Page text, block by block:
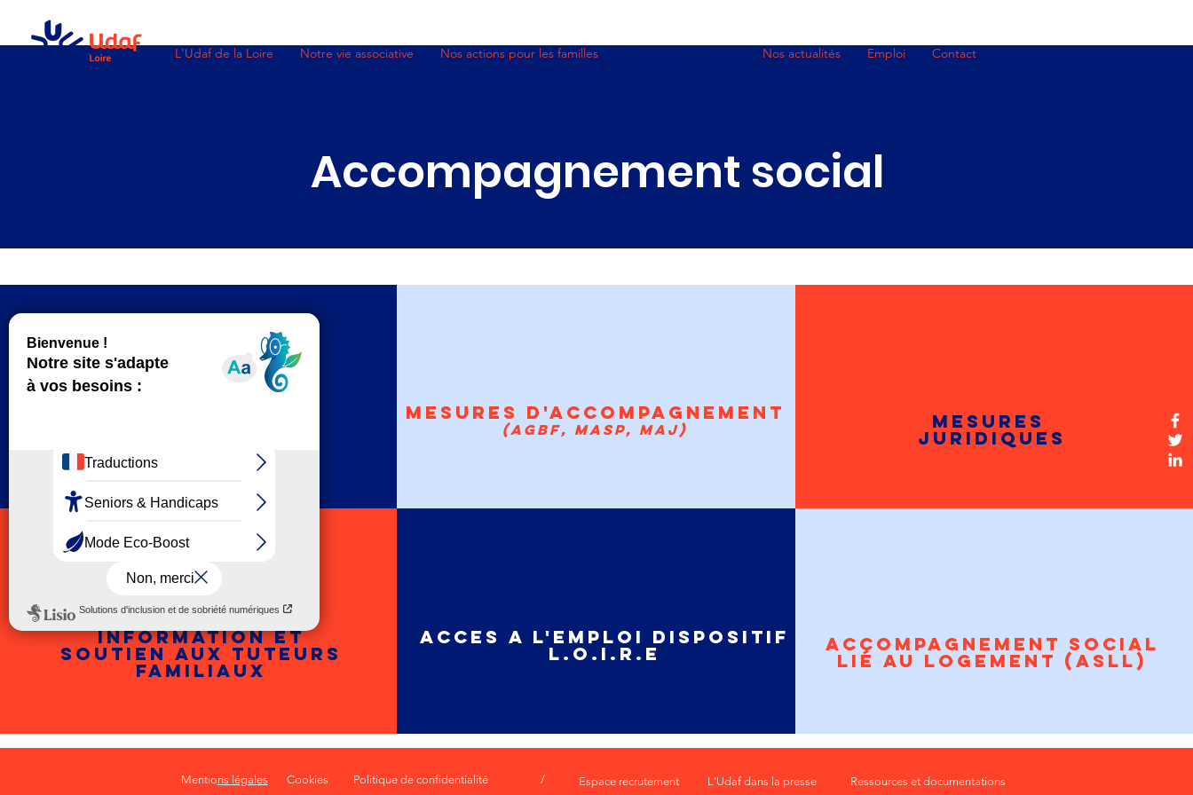
L'Udaf de la Loire Notre vie associative Nos actions pour les familles Nos actualités Emploi Contact
Accompagnement social
mesures d'accompagnement
(AGBF, MASP, MAJ) mesureS
juridiques
information et
soutien aux tuteurs
familiaux
ACCES A L'EMPLOI DISPOSITIF
L.O.I.R.E Accompagnement social
lié au logement (ASLL)
Mentions légales Cookies Politique de confidentialité Espace recrutement L'Udaf dans la presse Ressources et documentations
/